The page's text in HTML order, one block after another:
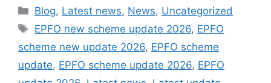
Categories
Blog, Latest news, News, Uncategorized
Tags
EPFO new scheme update 2026, EPFO
scheme new update 2026, EPFO scheme
update, EPFO scheme update 2026, EPFO